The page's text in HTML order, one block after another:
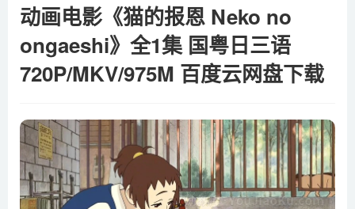
动画电影《猫的报恩 Neko no
ongaeshi》全1集 国粤日三语
720P/MKV/975M 百度云网盘下载